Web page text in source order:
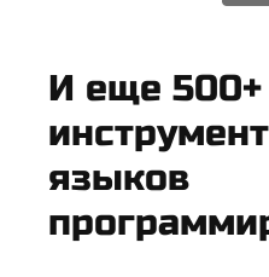
И еще 500+
языков